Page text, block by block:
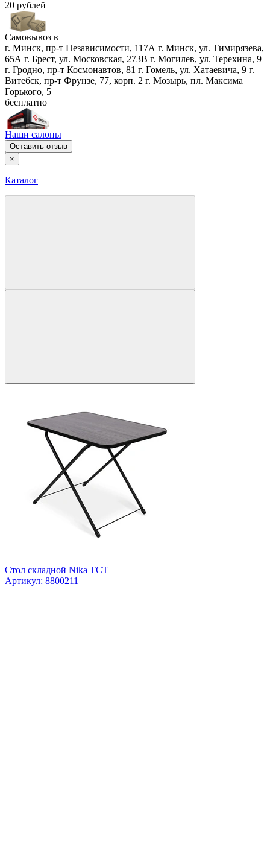
20 рублей
Самовывоз в
г. Минск, пр-т Независимости, 117А г. Минск, ул. Тимирязева,
65А г. Брест, ул. Московская, 273В г. Могилев, ул. Терехина, 9
г. Гродно, пр-т Космонавтов, 81 г. Гомель, ул. Хатаевича, 9 г.
Витебск, пр-т Фрунзе, 77, корп. 2 г. Мозырь, пл. Максима
Горького, 5
бесплатно
Наши салоны
Оставить отзыв
×
Каталог
Стол складной Nika ТСТ
Артикул: 8800211